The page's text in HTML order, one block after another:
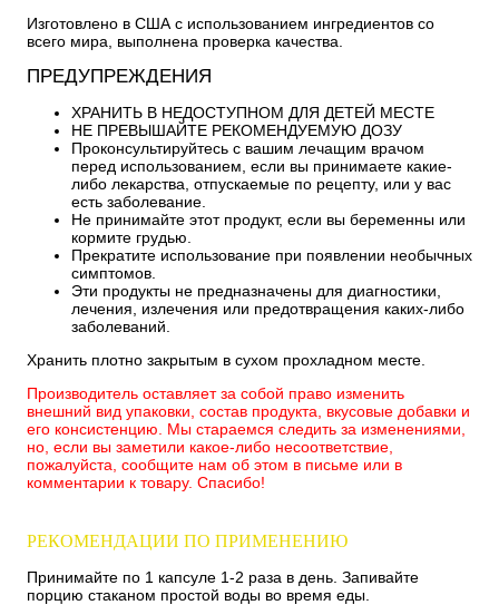
Изготовлено в США с использованием ингредиентов со
всего мира, выполнена проверка качества.
ПРЕДУПРЕЖДЕНИЯ
ХРАНИТЬ В НЕДОСТУПНОМ ДЛЯ ДЕТЕЙ МЕСТЕ
НЕ ПРЕВЫШАЙТЕ РЕКОМЕНДУЕМУЮ ДОЗУ
Проконсультируйтесь с вашим лечащим врачом
перед использованием, если вы принимаете какие-
либо лекарства, отпускаемые по рецепту, или у вас
есть заболевание.
Не принимайте этот продукт, если вы беременны или
кормите грудью.
Прекратите использование при появлении необычных
симптомов.
Эти продукты не предназначены для диагностики,
лечения, излечения или предотвращения каких-либо
заболеваний.
Хранить плотно закрытым в сухом прохладном месте.
Производитель оставляет за собой право изменить
внешний вид упаковки, состав продукта, вкусовые добавки и
его консистенцию. Мы стараемся следить за изменениями,
но, если вы заметили какое-либо несоответствие,
пожалуйста, сообщите нам об этом в письме или в
комментарии к товару. Спасибо!
РЕКОМЕНДАЦИИ ПО ПРИМЕНЕНИЮ
Принимайте по 1 капсуле 1-2 раза в день. Запивайте
порцию стаканом простой воды во время еды.